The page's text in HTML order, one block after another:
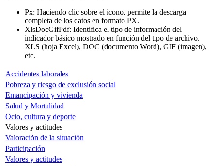
Px: Haciendo clic sobre el icono, permite la descarga
completa de los datos en formato PX.
XlsDocGifPdf: Identifica el tipo de información del
indicador básico mostrado en función del tipo de archivo.
XLS (hoja Excel), DOC (documento Word), GIF (imagen),
etc.
Accidentes laborales
Pobreza y riesgo de exclusión social
Emancipación y vivienda
Salud y Mortalidad
Ocio, cultura y deporte
Valores y actitudes
Valoración de la situación
Participación
Valores y actitudes